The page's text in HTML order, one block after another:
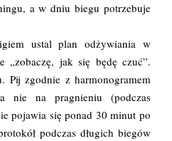
a w dniu biegu potrzebuje
ustal plan odżywiania w
„zobaczę, jak się będę czuć”.
Pij zgodnie z harmonogramem
nie na pragnieniu (podczas
pojawia się ponad 30 minut po
podczas długich biegów